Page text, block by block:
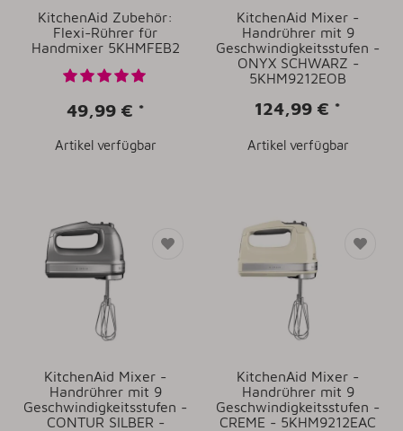
KitchenAid Zubehör:
Flexi-Rührer für
Handmixer 5KHMFEB2
49,99 € *
Artikel verfügbar
KitchenAid Mixer -
Handrührer mit 9
Geschwindigkeitsstufen -
ONYX SCHWARZ -
5KHM9212EOB
124,99 € *
Artikel verfügbar
KitchenAid Mixer -
Handrührer mit 9
Geschwindigkeitsstufen -
CONTUR SILBER -
KitchenAid Mixer -
Handrührer mit 9
Geschwindigkeitsstufen -
CREME - 5KHM9212EAC